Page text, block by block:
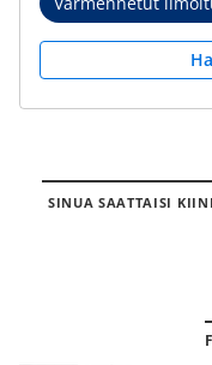
SINUA SAATTAISI